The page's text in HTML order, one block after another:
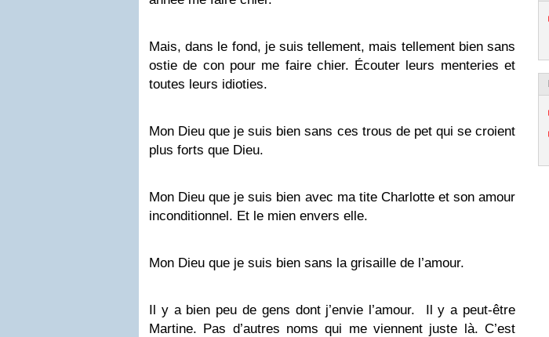
Mais, dans le fond, je suis tellement, mais tellement bien sans
ostie de con pour me faire chier. Écouter leurs menteries et
toutes leurs idioties.
Mon Dieu que je suis bien sans ces trous de pet qui se croient
plus forts que Dieu.
Mon Dieu que je suis bien avec ma tite Charlotte et son amour
inconditionnel. Et le mien envers elle.
Mon Dieu que je suis bien sans la grisaille de l’amour.
Il y a bien peu de gens dont j’envie l’amour. Il y a peut-être
Martine. Pas d’autres noms qui me viennent juste là. C’est